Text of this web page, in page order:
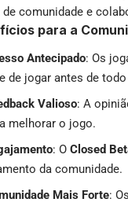
comunidade e
para a
Antecipado: Os
de jogar antes de
Valioso: A
melhorar o jogo.
: O Closed
da comunidade.
Mais Forte: